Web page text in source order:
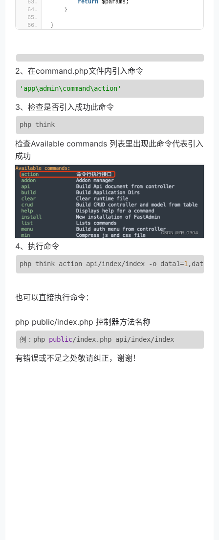
return $params;
}
}
2、在command.php文件内引入命令
'app\admin\command\action'
3、检查是否引入成功此命令
php think
检查Available commands 列表里出现此命令代表引入
成功
4、执行命令
php think action api/index/index -o data1=1,data2=
也可以直接执行命令：
php public/index.php 控制器方法名称
例：php public/index.php api/index/index
有错误或不足之处敬请纠正，谢谢！